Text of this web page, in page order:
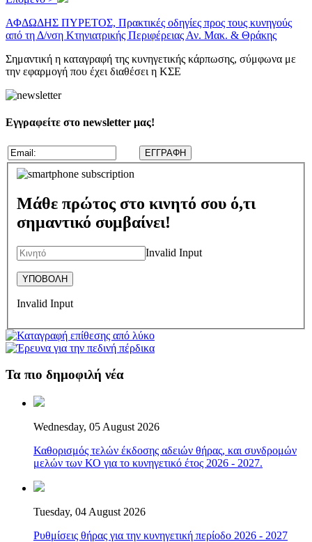
ΑΦΔΩΔΗΣ ΠΥΡΕΤΟΣ, Πρακτικές οδηγίες προς τους κυνηγούς
από τη Δ/νση Κτηνιατρικής Περιφέρειας Αν. Μακ. & Θράκης
Σημαντική η καταγραφή της κυνηγετικής κάρπωσης, σύμφωνα με
την εφαρμογή που έχει διαθέσει η ΚΣΕ
Εγγραφείτε στο newsletter μας!
Μάθε πρώτος στο κινητό σου ό,τι
σημαντικό συμβαίνει!
Invalid Input
Invalid Input
Τα πιο δημοφιλή νέα
Wednesday, 05 August 2026
Καθορισμός τελών έκδοσης αδειών θήρας, και συνδρομών
μελών των ΚΟ για το κυνηγετικό έτος 2026 - 2027.
Tuesday, 04 August 2026
Ρυθμίσεις θήρας για την κυνηγετική περίοδο 2026 - 2027